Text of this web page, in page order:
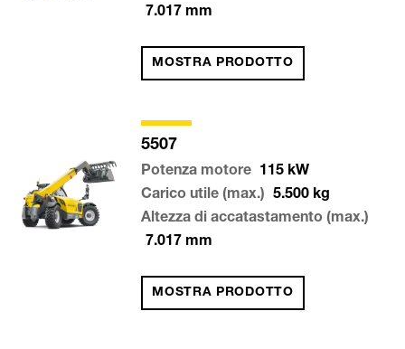
7.017 mm
MOSTRA PRODOTTO
5507
Potenza motore 115 kW
Carico utile (max.)
5.500 kg
Altezza di accatastamento (max.)
7.017 mm
MOSTRA PRODOTTO